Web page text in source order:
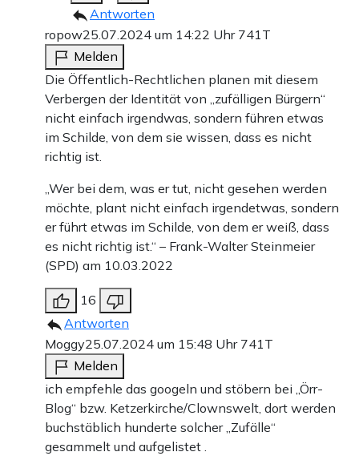
Antworten
ropow25.07.2024 um 14:22 Uhr 741T
Melden
Die Öffentlich-Rechtlichen planen mit diesem
Verbergen der Identität von „zufälligen Bürgern“
nicht einfach irgendwas, sondern führen etwas
im Schilde, von dem sie wissen, dass es nicht
richtig ist.
„Wer bei dem, was er tut, nicht gesehen werden
möchte, plant nicht einfach irgendetwas, sondern
er führt etwas im Schilde, von dem er weiß, dass
es nicht richtig ist.“ – Frank-Walter Steinmeier
(SPD) am 10.03.2022
16
Antworten
Moggy25.07.2024 um 15:48 Uhr 741T
Melden
ich empfehle das googeln und stöbern bei „Örr-
Blog“ bzw. Ketzerkirche/Clownswelt, dort werden
buchstäblich hunderte solcher „Zufälle“
gesammelt und aufgelistet .